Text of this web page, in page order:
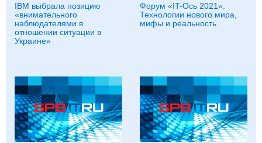
IBM выбрала позицию
«внимательного
наблюдателями в
отношении ситуации в
Украине»
Форум «IT-Ось 2021».
Технологии нового мира,
мифы и реальность